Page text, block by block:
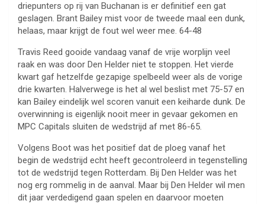
driepunters op rij van Buchanan is er definitief een gat
geslagen. Brant Bailey mist voor de tweede maal een dunk,
helaas, maar krijgt de fout wel weer mee. 64-48
Travis Reed gooide vandaag vanaf de vrije worplijn veel
raak en was door Den Helder niet te stoppen. Het vierde
kwart gaf hetzelfde gezapige spelbeeld weer als de vorige
drie kwarten. Halverwege is het al wel beslist met 75-57 en
kan Bailey eindelijk wel scoren vanuit een keiharde dunk. De
overwinning is eigenlijk nooit meer in gevaar gekomen en
MPC Capitals sluiten de wedstrijd af met 86-65.
Volgens Boot was het positief dat de ploeg vanaf het
begin de wedstrijd echt heeft gecontroleerd in tegenstelling
tot de wedstrijd tegen Rotterdam. Bij Den Helder was het
nog erg rommelig in de aanval. Maar bij Den Helder wil men
dit jaar verdedigend gaan spelen en daarvoor moeten